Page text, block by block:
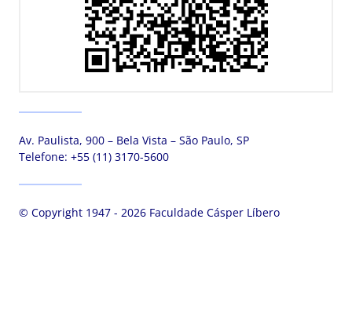
Av. Paulista, 900 – Bela Vista – São Paulo, SP
Telefone: +55 (11) 3170-5600
© Copyright 1947 - 2026 Faculdade Cásper Líbero